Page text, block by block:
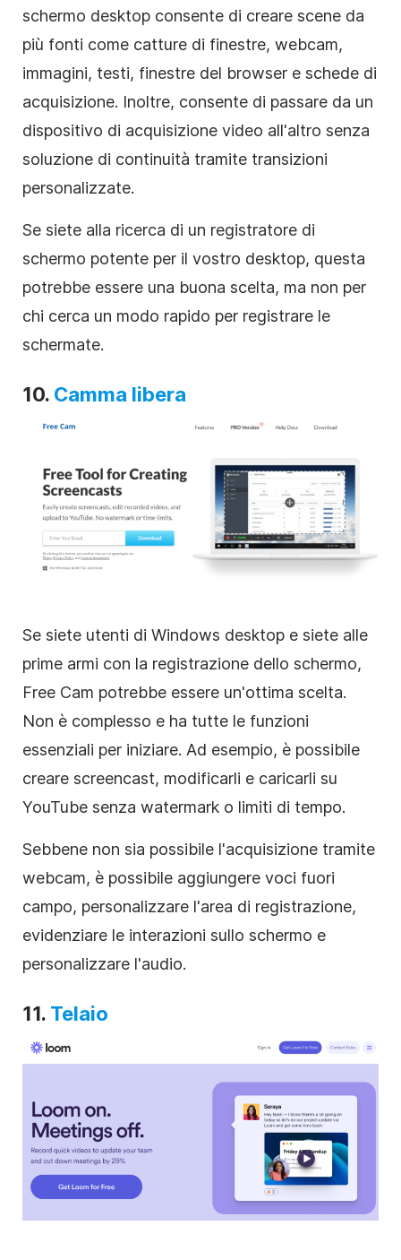
schermo desktop consente di creare scene da
più fonti come catture di finestre, webcam,
immagini, testi, finestre del browser e schede di
acquisizione. Inoltre, consente di passare da un
dispositivo di acquisizione video all'altro senza
soluzione di continuità tramite transizioni
personalizzate.
Se siete alla ricerca di un registratore di
schermo potente per il vostro desktop, questa
potrebbe essere una buona scelta, ma non per
chi cerca un modo rapido per registrare le
schermate.
10. Camma libera
Se siete utenti di Windows desktop e siete alle
prime armi con la registrazione dello schermo,
Free Cam potrebbe essere un'ottima scelta.
Non è complesso e ha tutte le funzioni
essenziali per iniziare. Ad esempio, è possibile
creare screencast, modificarli e caricarli su
YouTube senza watermark o limiti di tempo.
Sebbene non sia possibile l'acquisizione tramite
webcam, è possibile aggiungere voci fuori
campo, personalizzare l'area di registrazione,
evidenziare le interazioni sullo schermo e
personalizzare l'audio.
11. Telaio